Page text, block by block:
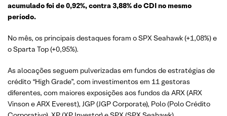
acumulado foi de 0,92%, contra 3,88% do CDI no mesmo
período.
No mês, os principais destaques foram o SPX Seahawk (+1,08%) e
o Sparta Top (+0,95%).
As alocações seguem pulverizadas em fundos de estratégias de
crédito “High Grade”, com investimentos em 11 gestoras
diferentes, com maiores exposições aos fundos da ARX (ARX
Vinson e ARX Everest), JGP (JGP Corporate), Polo (Polo Crédito